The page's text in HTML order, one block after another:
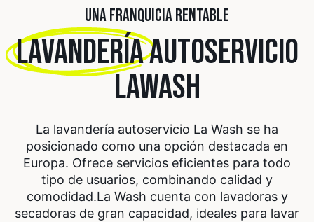
UNA FRANQUICIA RENTABLE
LAVANDERÍAAUTOSERVICIO
LAWASH
La lavandería autoservicio La Wash se ha
posicionado como una opción destacada en
Europa. Ofrece servicios eficientes para todo
tipo de usuarios, combinando calidad y
comodidad.La Wash cuenta con lavadoras y
secadoras de gran capacidad, ideales para lavar